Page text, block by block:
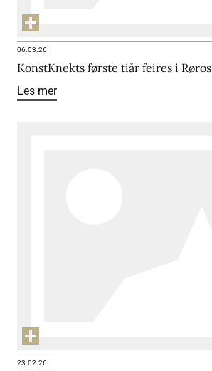
06.03.26
KonstKnekts første tiår feires i Røros
Les mer
23.02.26